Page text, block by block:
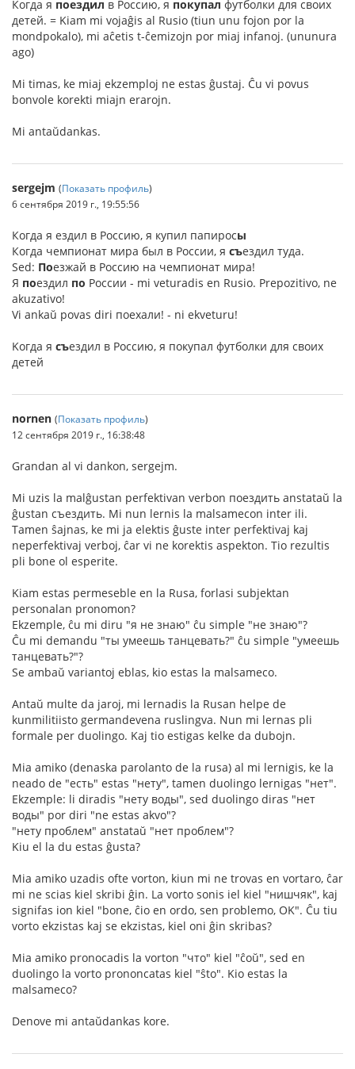
Когда я поездил в Россию, я покупал футболки для своих
детей. = Kiam mi vojaĝis al Rusio (tiun unu fojon por la
mondpokalo), mi aĉetis t-ĉemizojn por miaj infanoj. (ununura
ago)
Mi timas, ke miaj ekzemploj ne estas ĝustaj. Ĉu vi povus
bonvole korekti miajn erarojn.
Mi antaŭdankas.
sergejm (Показать профиль)
6 сентября 2019 г., 19:55:56
Когда я ездил в Россию, я купил папиросы
Когда чемпионат мира был в России, я съездил туда.
Sed: Поезжай в Россию на чемпионат мира!
Я поездил по России - mi veturadis en Rusio. Prepozitivo, ne
akuzativo!
Vi ankaŭ povas diri поехали! - ni ekveturu!
Kогда я съездил в Россию, я покупал футболки для своих
детей
nornen (Показать профиль)
12 сентября 2019 г., 16:38:48
Grandan al vi dankon, sergejm.
Mi uzis la malĝustan perfektivan verbon поездить anstataŭ la
ĝustan съездить. Mi nun lernis la malsamecon inter ili.
Tamen ŝajnas, ke mi ja elektis ĝuste inter perfektivaj kaj
neperfektivaj verboj, ĉar vi ne korektis aspekton. Tio rezultis
pli bone ol esperite.
Kiam estas permeseble en la Rusa, forlasi subjektan
personalan pronomon?
Ekzemple, ĉu mi diru "я не знаю" ĉu simple "не знаю"?
Ĉu mi demandu "ты умеешь танцевать?" ĉu simple "умеешь
танцевать?"?
Se ambaŭ variantoj eblas, kio estas la malsameco.
Antaŭ multe da jaroj, mi lernadis la Rusan helpe de
kunmilitiisto germandevena ruslingva. Nun mi lernas pli
formale per duolingo. Kaj tio estigas kelke da dubojn.
Mia amiko (denaska parolanto de la rusa) al mi lernigis, ke la
neado de "есть" estas "нету", tamen duolingo lernigas "нет".
Ekzemple: li diradis "нету воды", sed duolingo diras "нет
воды" por diri "ne estas akvo"?
"нету проблем" anstataŭ "нет проблем"?
Kiu el la du estas ĝusta?
Mia amiko uzadis ofte vorton, kiun mi ne trovas en vortaro, ĉar
mi ne scias kiel skribi ĝin. La vorto sonis iel kiel "нишчяк", kaj
signifas ion kiel "bone, ĉio en ordo, sen problemo, OK". Ĉu tiu
vorto ekzistas kaj se ekzistas, kiel oni ĝin skribas?
Mia amiko pronocadis la vorton "что" kiel "ĉoŭ", sed en
duolingo la vorto prononcatas kiel "ŝto". Kio estas la
malsameco?
Denove mi antaŭdankas kore.